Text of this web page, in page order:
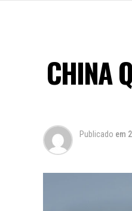
CHINA
Publicado em